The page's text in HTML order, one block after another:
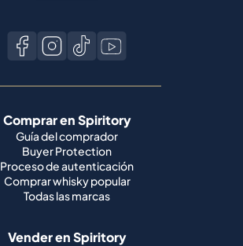
Comprar en Spiritory
Guía del comprador
Buyer Protection
Proceso de autenticación
Comprar whisky popular
Todas las marcas
Vender en Spiritory